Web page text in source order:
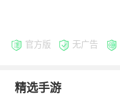
官方版 无广告
精选手游